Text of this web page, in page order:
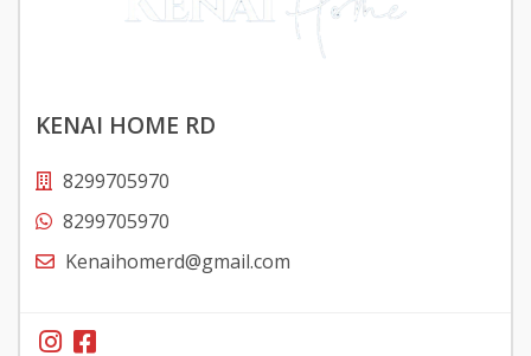
KENAI HOME RD
8299705970
8299705970
Kenaihomerd@gmail.com